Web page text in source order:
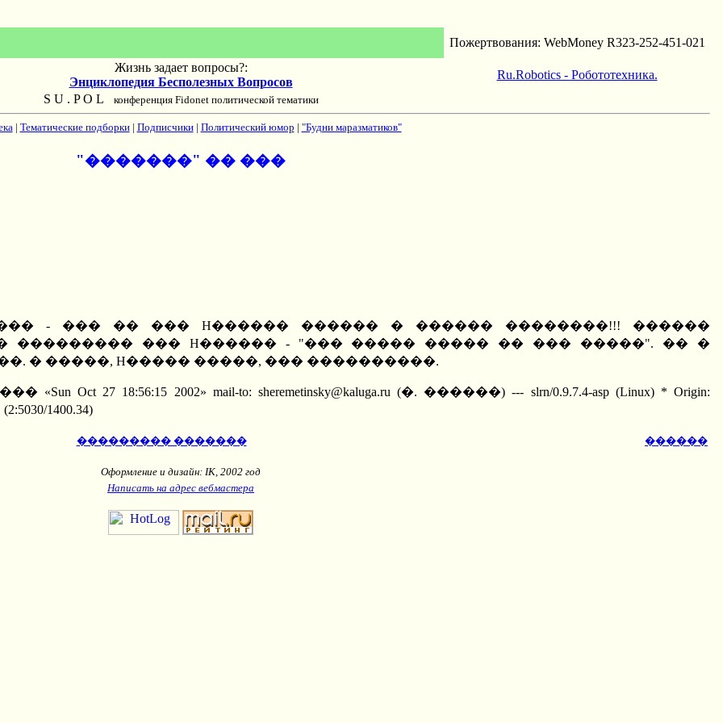
Пожертвования: WebMoney R323-252-451-021
Жизнь задает вопросы?:
Энциклопедия Бесполезных Вопросов
Ru.Robotics - Робототехника.
S U . P O L конференция Fidonet политической тематики
| Тематические подборки| Подписчики| Политический юмор | "Будни маразматиков"
"�������" �� ���
- ��� �� ��� H������ ������ � ������ ��������!!! ������
��������� ��� H������ - "��� ����� ����� �� ��� �����". �� �
� �����, H����� �����, ��� ����������.
18:56:15 2002» mail-to: sheremetinsky@kaluga.ru (�. ������) --- slrn/0.9.7.4-asp (Linux) * Origin:
1400.34)
��������� ������� ������
Оформление и дизайн: IK, 2002 год
Написать на адрес вебмастера